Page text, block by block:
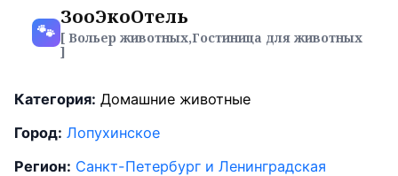
🐾
ЗооЭкоОтель
[ Вольер животных,Гостиница для животных
]
Категория: Домашние животные
Город: Лопухинское
Регион: Санкт-Петербург и Ленинградская